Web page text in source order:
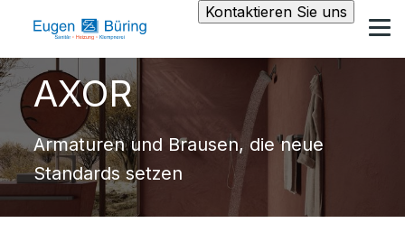
Kontaktieren Sie uns
AXOR
Armaturen und Brausen, die neue
Standards setzen